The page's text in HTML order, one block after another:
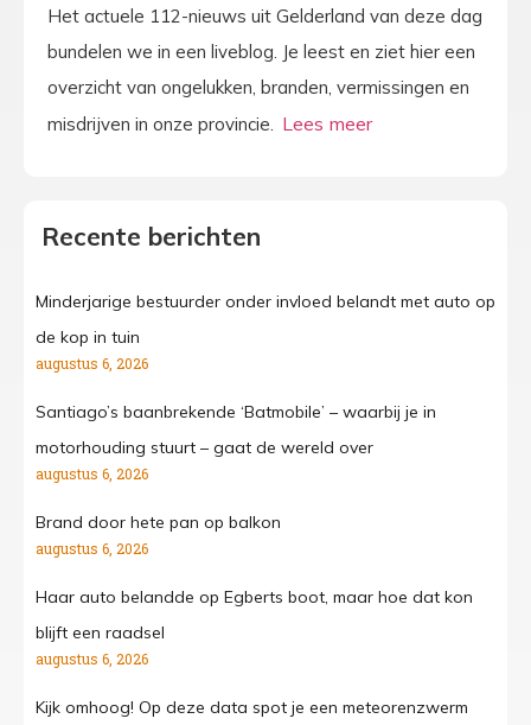
Het actuele 112-nieuws uit Gelderland van deze dag
bundelen we in een liveblog. Je leest en ziet hier een
overzicht van ongelukken, branden, vermissingen en
misdrijven in onze provincie.
Recente berichten
Minderjarige bestuurder onder invloed belandt met auto op
de kop in tuin
augustus 6, 2026
Santiago’s baanbrekende ‘Batmobile’ – waarbij je in
motorhouding stuurt – gaat de wereld over
augustus 6, 2026
Brand door hete pan op balkon
augustus 6, 2026
Haar auto belandde op Egberts boot, maar hoe dat kon
blijft een raadsel
augustus 6, 2026
Kijk omhoog! Op deze data spot je een meteorenzwerm